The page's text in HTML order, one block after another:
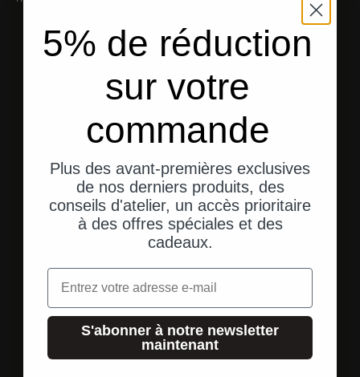
Expédition depuis les États-Unis
Une livraison rapide et directe à votre adresse.
Aller à l'élément 1
Aller à l'élément 2
Aller à l'élément 3
5% de réduction
sur votre
commande
Plus des avant-premières exclusives
de nos derniers produits, des
conseils d'atelier, un accès prioritaire
à des offres spéciales et des
cadeaux.
Email
S'abonner à notre newsletter
maintenant